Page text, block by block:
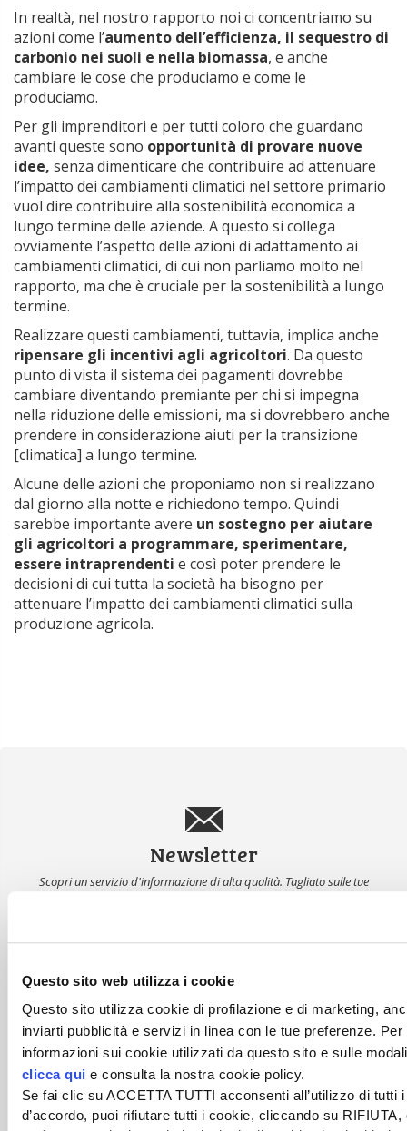
Questo sito web utilizza i cookie
Questo sito utilizza cookie di profilazione e di marketing,
inviarti pubblicità e servizi in linea con le tue preferenze. Per
informazioni sui cookie utilizzati da questo sito e sulle
clicca qui e consulta la nostra cookie policy.
Se fai clic su ACCETTA TUTTI acconsenti all’utilizzo di tutti
d’accordo, puoi rifiutare tutti i cookie, cliccando su RIFIUTA,
In realtà, nel nostro rapporto noi ci concentriamo su
azioni come l’aumento dell’efficienza, il sequestro di
carbonio nei suoli e nella biomassa, e anche
cambiare le cose che produciamo e come le
produciamo.
Per gli imprenditori e per tutti coloro che guardano
avanti queste sono opportunità di provare nuove
idee, senza dimenticare che contribuire ad attenuare
l’impatto dei cambiamenti climatici nel settore primario
vuol dire contribuire alla sostenibilità economica a
lungo termine delle aziende. A questo si collega
ovviamente l’aspetto delle azioni di adattamento ai
cambiamenti climatici, di cui non parliamo molto nel
rapporto, ma che è cruciale per la sostenibilità a lungo
termine.
Realizzare questi cambiamenti, tuttavia, implica anche
ripensare gli incentivi agli agricoltori. Da questo
punto di vista il sistema dei pagamenti dovrebbe
cambiare diventando premiante per chi si impegna
nella riduzione delle emissioni, ma si dovrebbero anche
prendere in considerazione aiuti per la transizione
[climatica] a lungo termine.
Alcune delle azioni che proponiamo non si realizzano
dal giorno alla notte e richiedono tempo. Quindi
sarebbe importante avere un sostegno per aiutare
gli agricoltori a programmare, sperimentare,
essere intraprendenti e così poter prendere le
decisioni di cui tutta la società ha bisogno per
attenuare l’impatto dei cambiamenti climatici sulla
produzione agricola.
Newsletter
Scopri un servizio d'informazione di alta qualità. Tagliato sulle tue